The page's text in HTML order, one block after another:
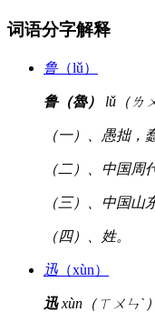
词语分字解释
鲁（lǔ）
鲁（魯） lǔ（ㄌㄨ
（一）、愚拙，
（二）、中国周
（三）、中国山
（四）、姓。
迅 （xùn）
迅xùn（ㄒㄨㄣˋ）